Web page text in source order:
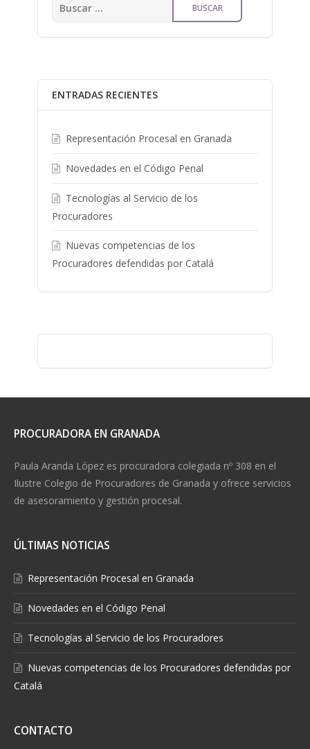
ENTRADAS RECIENTES
Representación Procesal en Granada
Novedades en el Código Penal
Tecnologías al Servicio de los
Procuradores
Nuevas competencias de los
Procuradores defendidas por Catalá
PROCURADORA EN GRANADA
Paula Aranda López es procuradora colegiada nº 308 en el
Ilustre Colegio de Procuradores de Granada y ofrece servicios
de asesoramiento y gestión procesal.
ÚLTIMAS NOTICIAS
Representación Procesal en Granada
Novedades en el Código Penal
Tecnologías al Servicio de los Procuradores
Nuevas competencias de los Procuradores defendidas por
Catalá
CONTACTO